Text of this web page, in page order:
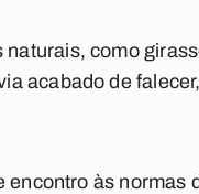
como
acabado de
às normas